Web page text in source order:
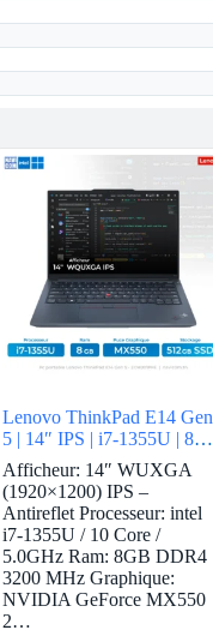
Lenovo ThinkPad E14 Gen
5 | 14″ IPS | i7-1355U | 8GB
Ram | Nvidia MX550 | 512
GB SSD
Afficheur: 14″ WUXGA
(1920×1200) IPS –
Antireflet Processeur: intel
i7-1355U / 10 Core /
5.0GHz Ram: 8GB DDR4
3200 MHz Graphique:
NVIDIA GeForce MX550
2…